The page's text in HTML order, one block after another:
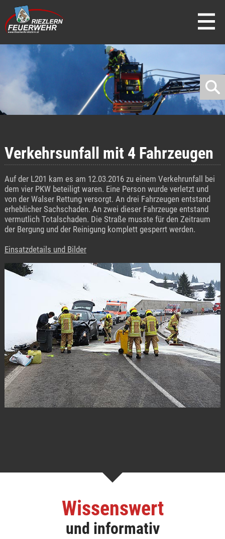
direkt zur Navigation
direkt zum Inhalt
Verkehrsunfall mit 4 Fahrzeugen
Auf der L201 kam es am 12.03.2016 zu einem Verkehrunfall bei
dem vier PKW beteiligt waren. Eine Person wurde verletzt und
von der Walser Rettung versorgt. An drei Fahrzeugen entstand
erheblicher Sachschaden. An zwei dieser Fahrzeuge entstand
vermutlich Totalschaden. Die Straße musste für den Zeitraum
der Bergung und der Reinigung komplett gesperrt werden.
Einsatzdetails und Bilder
Wissenswert
und informativ